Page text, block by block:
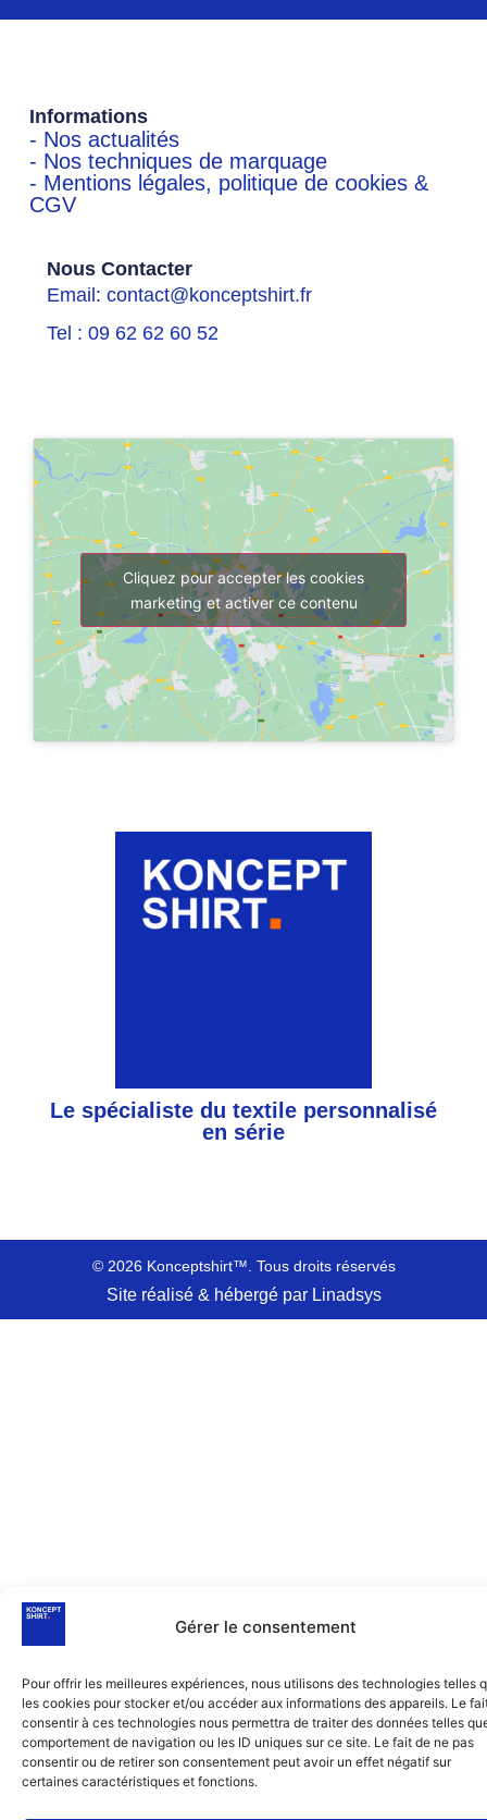
Gérer le consentement
Pour offrir les meilleures expériences, nous utilisons des technologies telles
les cookies pour stocker et/ou accéder aux informations des appareils. Le
consentir à ces technologies nous permettra de traiter des données telles
comportement de navigation ou les ID uniques sur ce site. Le fait de ne pas
consentir ou de retirer son consentement peut avoir un effet négatif sur
certaines caractéristiques et fonctions.
Le spécialiste du textile personnalisé
en série
Informations
- Nos actualités
- Nos techniques de marquage
- Mentions légales, politique de cookies &
CGV
Nous Contacter
Email: contact@konceptshirt.fr
Tel : 09 62 62 60 52
Cliquez pour accepter les cookies
marketing et activer ce contenu
© 2026 Konceptshirt™. Tous droits réservés
Site réalisé & hébergé par Linadsys